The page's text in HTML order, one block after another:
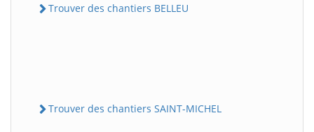
Trouver des chantiers BELLEU
Trouver des chantiers SAINT-MICHEL